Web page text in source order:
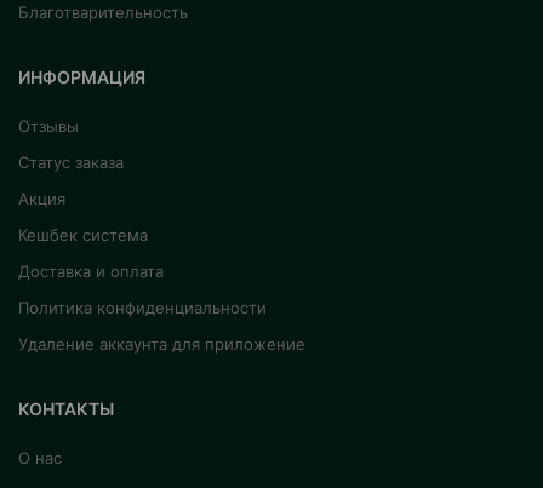
Благотварительность
ИНФОРМАЦИЯ
Отзывы
Статус заказа
Акция
Кешбек система
Доставка и оплата
Политика конфиденциальности
Удаление аккаунта для приложение
КОНТАКТЫ
О нас